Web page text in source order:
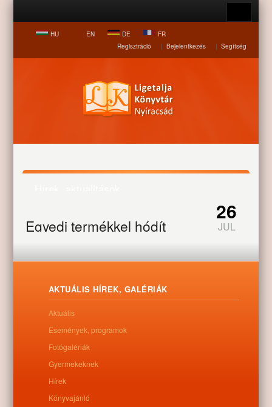
HU EN DE
FR
Regisztráció
| Bejelentkezés | Segítség
Nyitólap Hírek, aktualitások Egyedi termékkel hódít
Egyedi termékkel hódít
26
JUL
Kapcsolódó anyagok
Nem található kapcsolódó anyag
AKTUÁLIS HÍREK, GALÉRIÁK
Aktuális
Események, programok
Fotógalériák
Gyermekeknek
Hírek
Könyvajánló